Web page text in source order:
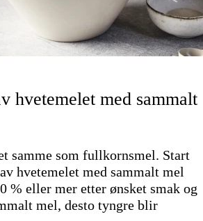
hvetemelet med sammalt
samme som fullkornsmel. Start
hvetemelet med sammalt mel
% eller mer etter ønsket smak og
mel, desto tyngre blir